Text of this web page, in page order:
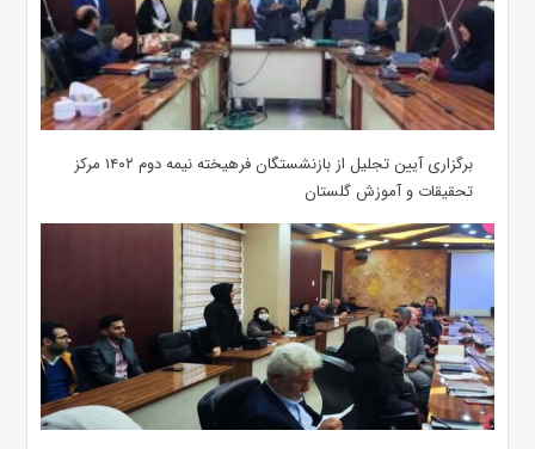
برگزاری آیین تجلیل از بازنشستگان فرهیخته نیمه دوم ۱۴۰۲ مرکز
تحقیقات و آموزش گلستان